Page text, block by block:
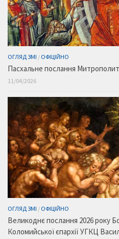
ОГЛЯД ЗМІ / ОФІЦІЙНО
Пасхальне послання
11/04/2026
ОГЛЯД ЗМІ / ОФІЦІЙНО
Великоднє послання 2026 року
Коломийської єпархії УГКЦ